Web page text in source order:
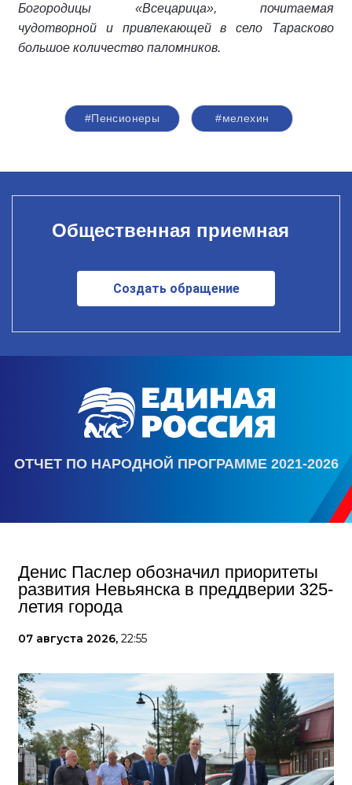
Богородицы «Всецарица», почитаемая
чудотворной и привлекающей в село Тарасково
большое количество паломников.
#Пенсионеры #мелехин
Общественная приемная
Создать обращение
ОТЧЕТ ПО НАРОДНОЙ ПРОГРАММЕ 2021-2026
Денис Паслер обозначил приоритеты
развития Невьянска в преддверии 325-
летия города
07 августа 2026, 22:55